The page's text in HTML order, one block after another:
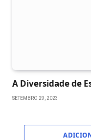
A Diversidade de
SETEMBRO 29, 2023